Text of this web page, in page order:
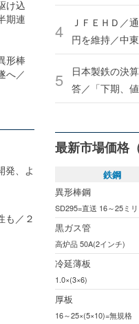
け込
期連
形棒
へ／
発、よ
も／２
ＪＦＥＨＤ／
円を維持／中
日本製鉄の決
答／「下期、
最新市場価格
鉄鋼
異形棒鋼
SD295=直送 16～25ミリ
黒ガス管
高炉品 50A(2インチ)
冷延薄板
1.0×(3×6)
厚板
16～25×(5×10)=無規格